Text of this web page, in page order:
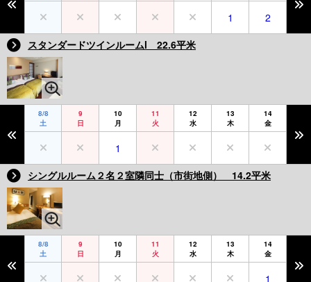
1
2
スタンダードツインルームl 22.6平米
8/8
土
9
日
10
月
11
火
12
水
13
木
14
金
1
シングルルーム２名２室隣同士（市街地側） 14.2平米
8/8
土
9
日
10
月
11
火
12
水
13
木
14
金
1